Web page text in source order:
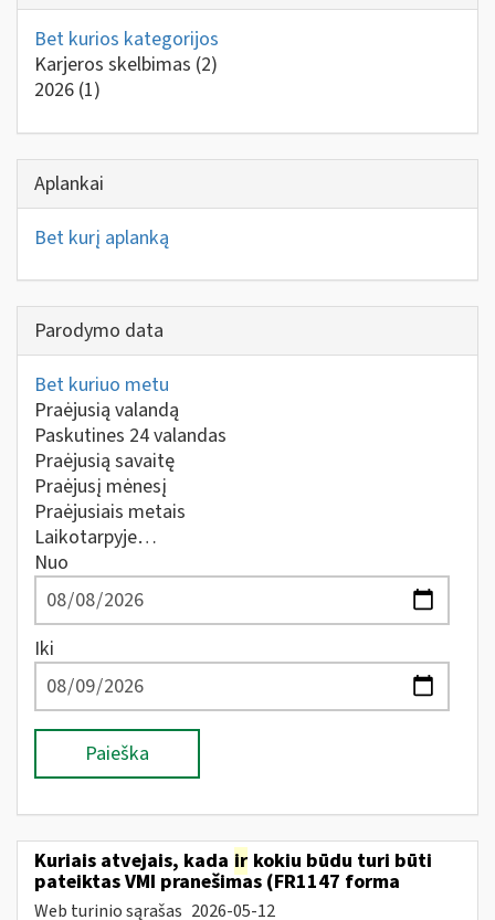
Bet kurios kategorijos
Karjeros skelbimas (2)
2026 (1)
Aplankai
Bet kurį aplanką
Parodymo data
Bet kuriuo metu
Praėjusią valandą
Paskutines 24 valandas
Praėjusią savaitę
Praėjusį mėnesį
Praėjusiais metais
Laikotarpyje…
Nuo
Iki
Paieška
Kuriais atvejais, kada ir kokiu būdu turi būti
pateiktas VMI pranešimas (FR1147 forma
Web turinio sąrašas 2026-05-12